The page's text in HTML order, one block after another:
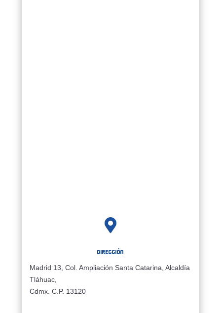

Dirección
Madrid 13, Col. Ampliación Santa Catarina, Alcaldía
Tláhuac,
Cdmx. C.P. 13120